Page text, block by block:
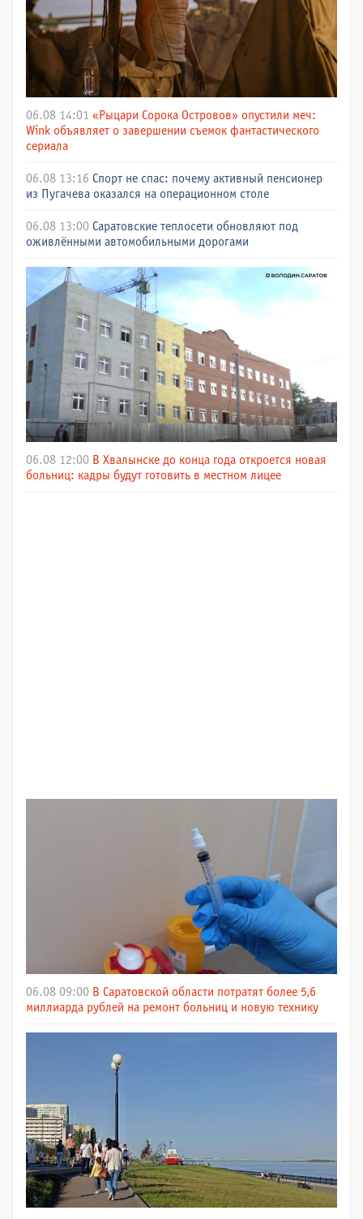
06.08 14:01 «Рыцари Сорока Островов» опустили меч:
Wink объявляет о завершении съемок фантастического
сериала
06.08 13:16 Спорт не спас: почему активный пенсионер
из Пугачева оказался на операционном столе
06.08 13:00 Саратовские теплосети обновляют под
оживлёнными автомобильными дорогами
06.08 12:00 В Хвалынске до конца года откроется новая
больниц: кадры будут готовить в местном лицее
06.08 09:00 В Саратовской области потратят более 5,6
миллиарда рублей на ремонт больниц и новую технику